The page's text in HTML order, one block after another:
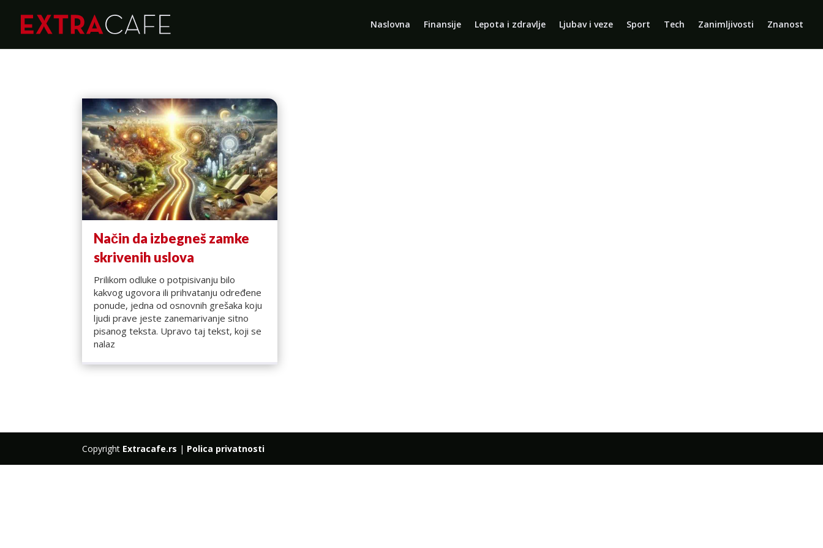
Naslovna Finansije Lepota i zdravlje Ljubav i veze Sport Tech Zanimljivosti Znanost
Način da izbegneš zamke
skrivenih uslova
Prilikom odluke o potpisivanju bilo
kakvog ugovora ili prihvatanju određene
ponude, jedna od osnovnih grešaka koju
ljudi prave jeste zanemarivanje sitno
pisanog teksta. Upravo taj tekst, koji se
nalaz
Copyright Extracafe.rs | Polica privatnosti